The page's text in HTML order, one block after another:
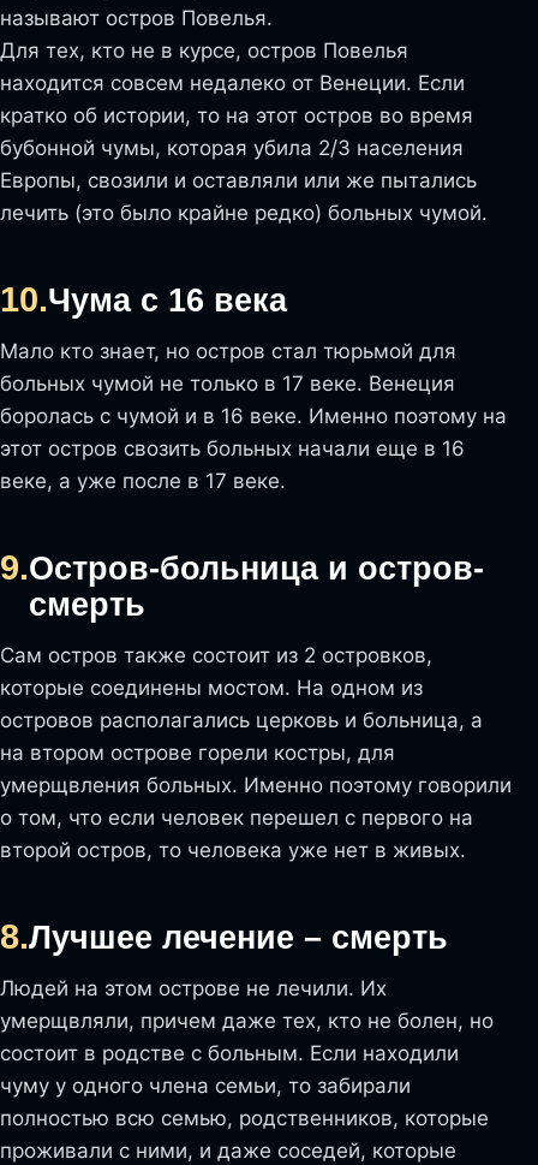
называют остров Повелья.
Для тех, кто не в курсе, остров Повелья
находится совсем недалеко от Венеции. Если
кратко об истории, то на этот остров во время
бубонной чумы, которая убила 2/3 населения
Европы, свозили и оставляли или же пытались
лечить (это было крайне редко) больных чумой.
10.Чума с 16 века
Мало кто знает, но остров стал тюрьмой для
больных чумой не только в 17 веке. Венеция
боролась с чумой и в 16 веке. Именно поэтому на
этот остров свозить больных начали еще в 16
веке, а уже после в 17 веке.
9.Остров-больница и остров-
смерть
Сам остров также состоит из 2 островков,
которые соединены мостом. На одном из
островов располагались церковь и больница, а
на втором острове горели костры, для
умерщвления больных. Именно поэтому говорили
о том, что если человек перешел с первого на
второй остров, то человека уже нет в живых.
8.Лучшее лечение – смерть
Людей на этом острове не лечили. Их
умерщвляли, причем даже тех, кто не болен, но
состоит в родстве с больным. Если находили
чуму у одного члена семьи, то забирали
полностью всю семью, родственников, которые
проживали с ними, и даже соседей, которые